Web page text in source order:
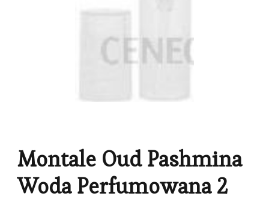
Montale Oud Pashmina
Woda Perfumowana 2